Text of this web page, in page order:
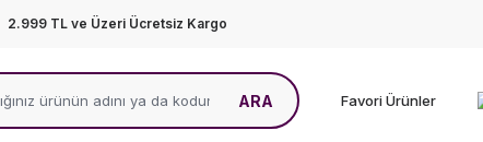
2.999 TL ve Üzeri Ücretsiz Kargo
ARA Favori Ürünler